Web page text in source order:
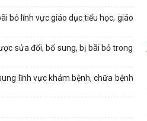
bỏ lĩnh vực giáo dục tiểu học, giáo
sửa đổi, bổ sung, bị bãi bỏ trong
lĩnh vực khám bệnh, chữa bệnh